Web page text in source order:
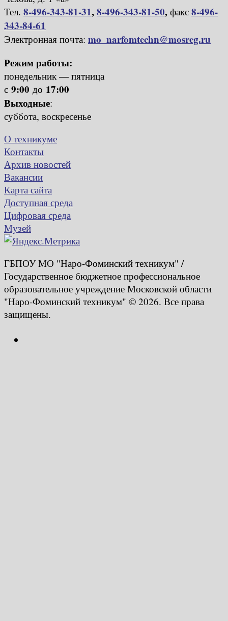
Тел. 8-496-343-81-31,8-496-343-81-50, факс 8-496-
343-84-61
Электронная почта: mo_narfomtechn@mosreg.ru
Режим работы:
понедельник — пятница
с 9:00 до 17:00
Выходные:
суббота, воскресенье
О техникуме
Контакты
Архив новостей
Вакансии
Карта сайта
Доступная среда
Цифровая среда
Музей
ГБПОУ МО "Наро-Фоминский техникум" /
Государственное бюджетное профессиональное
образовательное учреждение Московской области
"Наро-Фоминский техникум" © 2026. Все права
защищены.